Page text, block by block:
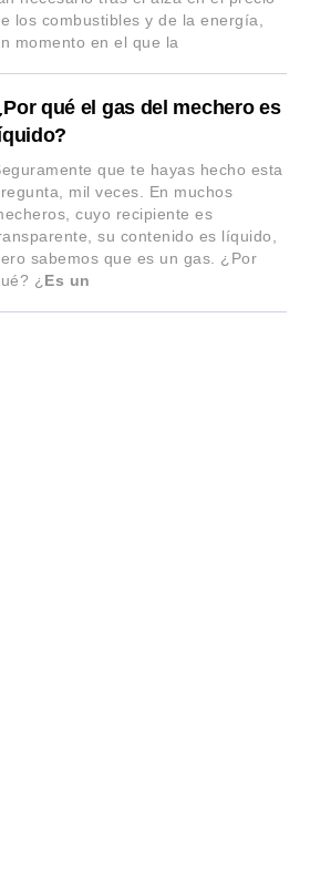
los combustibles y de la energía,
momento en el que la
qué el gas del mechero es
que te hayas hecho esta
mil veces. En muchos
cuyo recipiente es
su contenido es líquido,
sabemos que es un gas. ¿Por
¿Es un